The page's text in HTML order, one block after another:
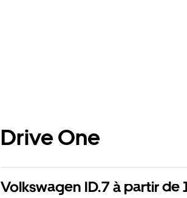
Drive One
Volkswagen ID.7 à partir de